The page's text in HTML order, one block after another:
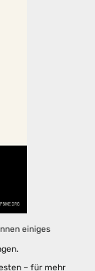
einiges
– für mehr